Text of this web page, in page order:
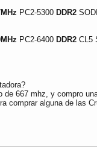
PC2-5300 DDR2
PC2-6400 DDR2 CL5
de 667 mhz, y compro
comprar alguna de las